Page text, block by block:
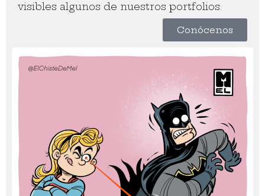
visibles algunos de nuestros portfolios.
Conócenos